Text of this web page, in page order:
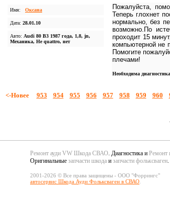
Имя: Оксана
Дата: 28.01.10
Авто: Audi 80 B3 1987 года, 1,8, jn,
Механика, Не quattro, нет
Пожалуйста,
Теперь глохнет
нормально, без
возможно.По
проходит 15
компьютерной не
Помогите
плечами!
Необходима
<-Новее 953 954 955 956 957 958 959 960
Ремонт ауди VW Шкода СВАО. Диагностика и Ремонт
Оригинальные запчасти шкода и запчасти фольксваген.
2001-2026 © Все права защищены - ООО "Форрингс"
автосервис Шкода Ауди Фольксваген в СВАО